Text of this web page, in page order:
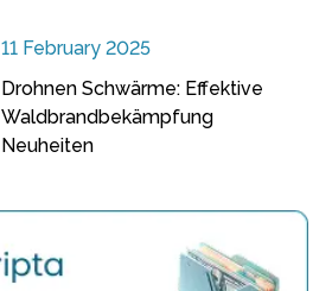
11 February 2025
Drohnen Schwärme: Effektive
Waldbrandbekämpfung
Neuheiten